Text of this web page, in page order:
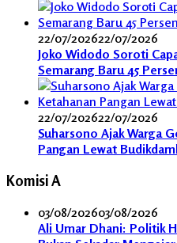
22/07/202622/07/2026
Joko Widodo Soroti
Semarang Baru 45
22/07/202622/07/2026
Suharsono Ajak Warga
Pangan Lewat
Komisi A
03/08/202603/08/2026
Ali Umar Dhani: Politik